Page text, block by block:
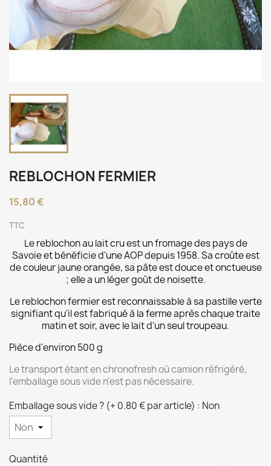
REBLOCHON FERMIER
15,80 €
TTC
Le reblochon au lait cru est un fromage des pays de
Savoie et bénéficie d'une AOP depuis 1958. Sa croûte est
de couleur jaune orangée, sa pâte est douce et onctueuse
; elle a un léger goût de noisette.
Le reblochon fermier est reconnaissable à sa pastille verte
signifiant qu'il est fabriqué à la ferme après chaque traite
matin et soir, avec le lait d'un seul troupeau.
Pièce d'environ 500 g
Le transport étant en chronofresh où camion réfrigéré,
l'emballage sous vide n'est pas nécessaire.
Emballage sous vide ? (+ 0.80 € par article) : Non
Quantité